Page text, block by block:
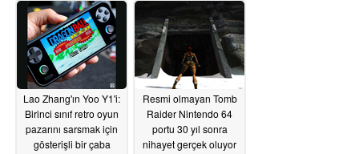
Lao Zhang'ın Yoo Y1'i:
Birinci sınıf retro oyun
pazarını sarsmak için
gösterişli bir çaba
Resmi olmayan Tomb
Raider Nintendo 64
portu 30 yıl sonra
nihayet gerçek oluyor